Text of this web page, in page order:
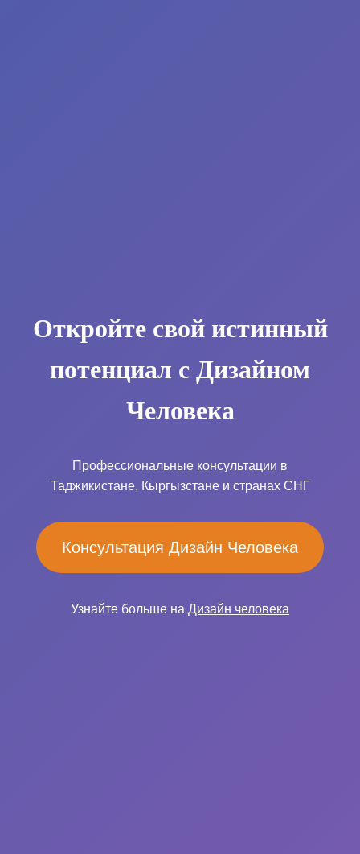
Откройте свой истинный
потенциал с Дизайном
Человека
Профессиональные консультации в
Таджикистане, Кыргызстане и странах СНГ
Консультация Дизайн Человека
Узнайте больше на Дизайн человека